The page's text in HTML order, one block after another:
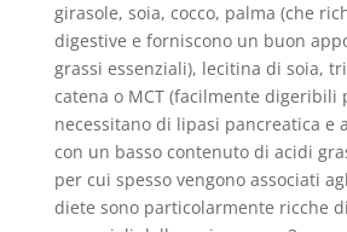
girasole, soia, cocco, palma (che
digestive e forniscono un buon
grassi essenziali), lecitina di soia,
catena o MCT (facilmente digeribili
necessitano di lipasi pancreatica e
con un basso contenuto di acidi
per cui spesso vengono associati
diete sono particolarmente ricche